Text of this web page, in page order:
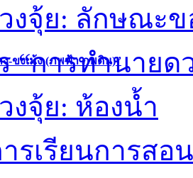
-ขงเม้ง (ภพฟ้า ภพดิน)”
งจุ้ย: ลักษณะ
“การทำนายด
งจุ้ย: ห้องน้ำ
รเรียนการส